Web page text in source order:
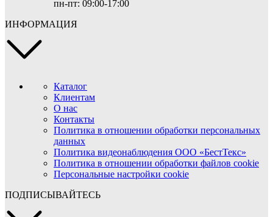
пн-пт: 09:00-17:00
ИНФОРМАЦИЯ
Каталог
Клиентам
О нас
Контакты
Политика в отношении обработки персональных
данных
Политика видеонаблюдения ООО «БестТекс»
Политика в отношении обработки файлов cookie
Персональные настройки cookie
ПОДПИСЫВАЙТЕСЬ